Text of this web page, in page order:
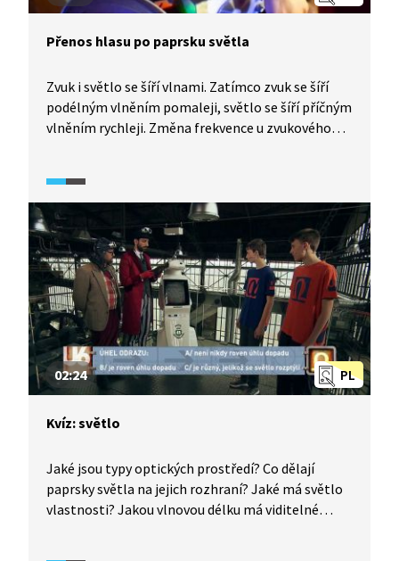
Přenos hlasu po paprsku světla
Zvuk i světlo se šíří vlnami. Zatímco zvuk se šíří
podélným vlněním pomaleji, světlo se šíří příčným
vlněním rychleji. Změna frekvence u zvukového
vlnění, je možné použít světlo k přenosu zvuku.
PL
02:24
Kvíz: světlo
Jaké jsou typy optických prostředí? Co dělají
paprsky světla na jejich rozhraní? Jaké má světlo
vlastnosti? Jakou vlnovou délku má viditelné